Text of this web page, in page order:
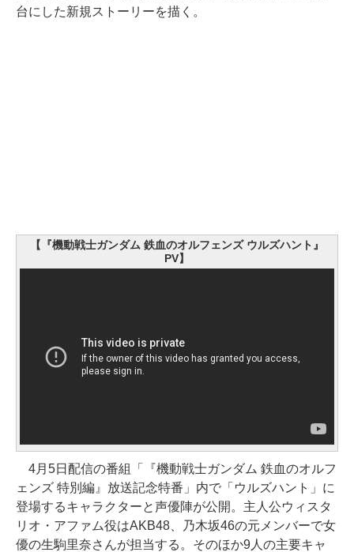
台にした新規ストーリーを描く。
【『機動戦士ガンダム 鉄血のオルフェンズ ウルズハント』
PV】
4月5日配信の番組「『機動戦士ガンダム 鉄血のオルフ
ェンズ 特別編』放送記念特番」内で「ウルズハント」に
登場するキャラクターと声優陣が公開。主人公ウィスタ
リオ・アファム役はAKB48、乃木坂46の元メンバーで女
優の生駒里奈さんが担当する。そのほか9人の主要キャ